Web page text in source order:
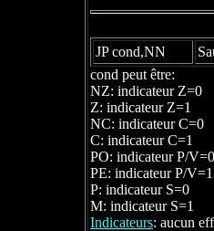
JP cond,NN
cond peut être:
NZ: indicateur Z=0
Z: indicateur Z=1
NC: indicateur C=0
C: indicateur C=1
PO: indicateur P/V=0
PE: indicateur P/V=1
P: indicateur S=0
M: indicateur S=1
Indicateurs: aucun